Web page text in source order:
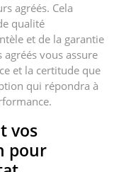
agréés. Cela
qualité
et de la garantie
vous assure
et la certitude que
qui répondra à
vos
pour